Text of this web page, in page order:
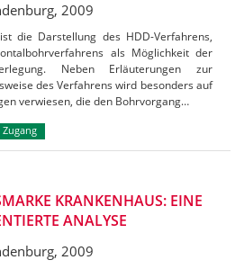
2009
die Darstellung des HDD-Verfahrens,
als Möglichkeit der
Neben Erläuterungen zur
des Verfahrens wird besonders auf
verwiesen, die den Bohrvorgang…
Zugang
KRANKENHAUS: EINE
ANALYSE
2009